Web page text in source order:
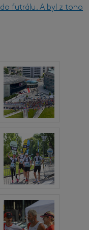
futrálu. A byl z toho